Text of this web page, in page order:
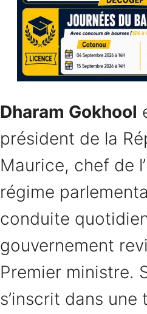
Dharam Gokhool
président de la
Maurice, chef de
régime
conduite
gouvernement
Premier ministre.
s’inscrit dans une